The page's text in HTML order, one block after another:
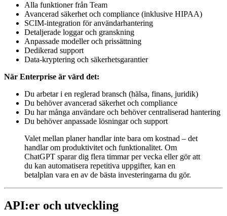
Alla funktioner från Team
Avancerad säkerhet och compliance (inklusive HIPAA)
SCIM-integration för användarhantering
Detaljerade loggar och granskning
Anpassade modeller och prissättning
Dedikerad support
Data-kryptering och säkerhetsgarantier
När Enterprise är värd det:
Du arbetar i en reglerad bransch (hälsa, finans, juridik)
Du behöver avancerad säkerhet och compliance
Du har många användare och behöver centraliserad hantering
Du behöver anpassade lösningar och support
Valet mellan planer handlar inte bara om kostnad – det
handlar om produktivitet och funktionalitet. Om
ChatGPT sparar dig flera timmar per vecka eller gör att
du kan automatisera repetitiva uppgifter, kan en
betalplan vara en av de bästa investeringarna du gör.
API:er och utveckling